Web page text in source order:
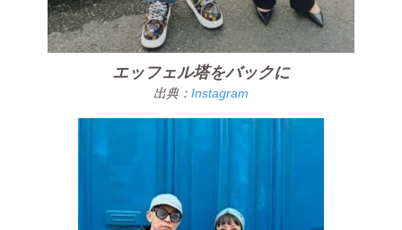
エッフェル塔をバックに
出典： Instagram